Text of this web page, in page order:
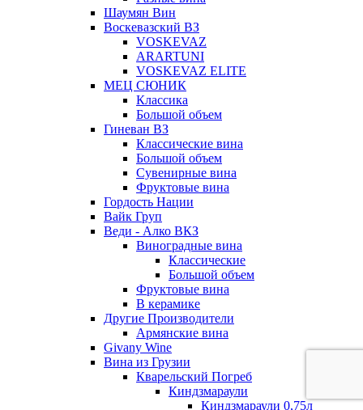
Шаумян Вин
Воскевазский ВЗ
VOSKEVAZ
ARARTUNI
VOSKEVAZ ELITE
МЕЦ СЮНИК
Классика
Большой объем
Гиневан ВЗ
Классические вина
Большой объем
Сувенирные вина
Фруктовые вина
Гордость Нации
Вайк Груп
Веди - Алко ВКЗ
Виноградные вина
Классические
Большой объем
Фруктовые вина
В керамике
Другие Производители
Армянские вина
Givany Wine
Вина из Грузии
Кварельский Погреб
Киндзмараули
Киндзмараули 0,75л